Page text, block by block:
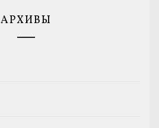
АРХИВЫ